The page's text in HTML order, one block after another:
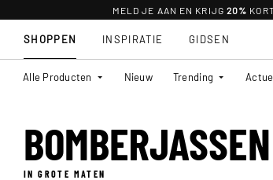
MELD JE AAN EN KRIJG 20%
SHOPPEN
Alle Producten Nieuw Trending
INSPIRATIE GIDSEN
BOMBERJASSEN
IN GROTE MATEN